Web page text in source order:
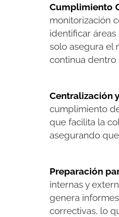
Cumplimiento
monitorización
identificar
solo asegura el
continua dentro
Centralización
cumplimiento
que facilita la
asegurando
Preparación
internas y
genera
correctivas, lo